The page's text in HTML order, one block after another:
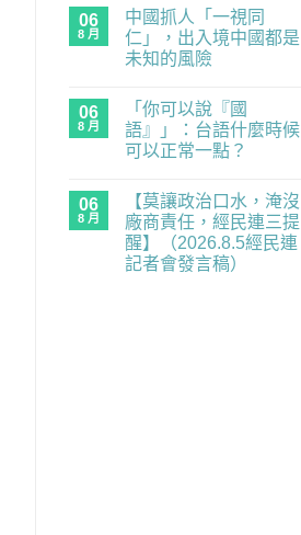
連
示
警
重
要
面
癱
瘓
民
連
記
者
會
主
練
習
題：
的
民
主
｜
《黑
風
箏》
×《三
留
言
06
8 月
中國抓人「一視同
仁」，出入境中國都是
未知的風險
抓
人
「一
仁」，
入
境
中
國
言
06
8 月
「你可以說『國
語』」：台語什麼時候
可以正常一點？
以
說
『國
語』」：
台
言
06
8 月
【莫讓政治口水，淹沒
廠商責任，經民連三提
醒】（2026.8.5經民連
記者會發言稿）